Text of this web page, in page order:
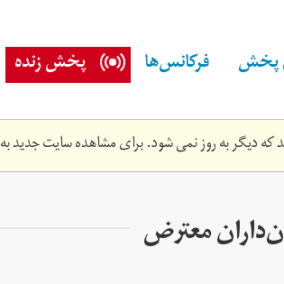
پخش فرکانس‌ها پخش زنده
که دیگر به روز نمی شود. برای مشاهده سایت جدید به
معترض